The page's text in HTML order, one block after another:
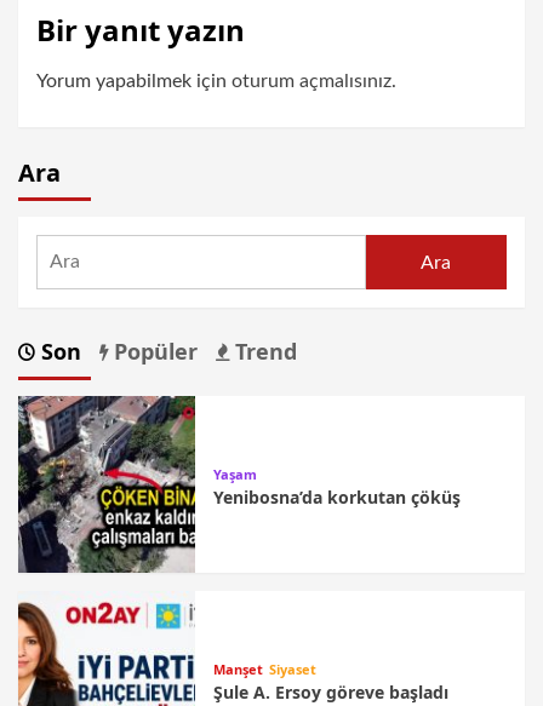
Bir yanıt yazın
Yorum yapabilmek için oturum açmalısınız.
Ara
Ara
Son Popüler Trend
Yaşam
Yenibosna’da korkutan çöküş
Manşet Siyaset
Şule A. Ersoy göreve başladı